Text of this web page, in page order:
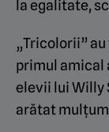
la egalitate,
„Tricolorii”
primul amical
elevii lui Willy
arătat